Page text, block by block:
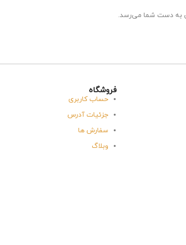
به دست شما می‌رسد.
فروشگاه
حساب کاربری
جزئیات آدرس
سفارش ها
وبلاگ